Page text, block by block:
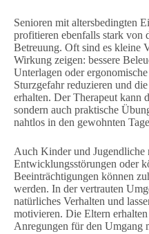
Senioren mit altersbedingten
profitieren ebenfalls stark von
Betreuung. Oft sind es kleine
Wirkung zeigen: bessere
Unterlagen oder
Sturzgefahr reduzieren und
erhalten. Der Therapeut kann
sondern auch praktische
nahtlos in den gewohnten
Auch Kinder und Jugendliche
Entwicklungsstörungen oder
Beeinträchtigungen können
werden. In der vertrauten
natürliches Verhalten und
motivieren. Die Eltern
Anregungen für den Umgang